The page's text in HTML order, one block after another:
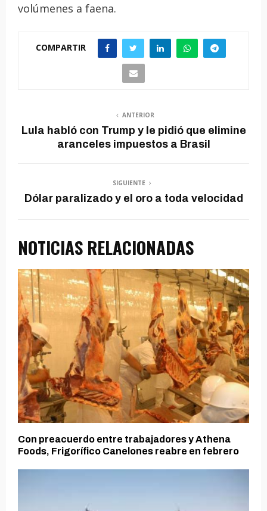
volúmenes a faena.
COMPARTIR
ANTERIOR
Lula habló con Trump y le pidió que elimine
aranceles impuestos a Brasil
SIGUIENTE
Dólar paralizado y el oro a toda velocidad
NOTICIAS RELACIONADAS
Con preacuerdo entre trabajadores y Athena
Foods, Frigorífico Canelones reabre en febrero